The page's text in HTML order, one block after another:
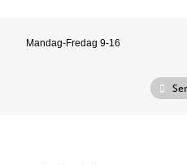
Mandag-Fredag 9-16